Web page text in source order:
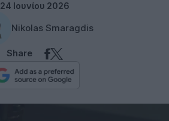
24 Ιουνίου 2026
Nikolas Smaragdis
Share